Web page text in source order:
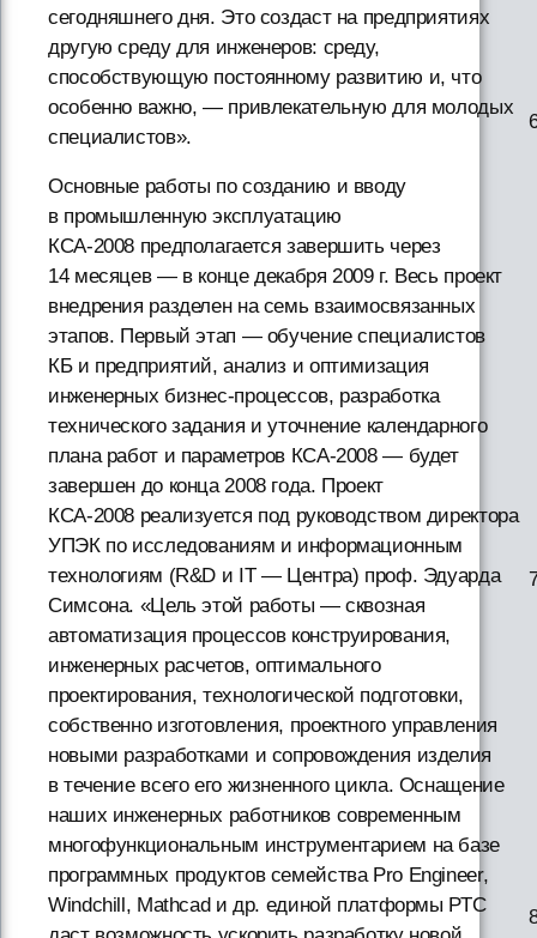
сегодняшнего дня. Это создаст на предприятиях
другую среду для инженеров: среду,
способствующую постоянному развитию и, что
особенно важно, — привлекательную для молодых
специалистов».
Основные работы по созданию и вводу
в промышленную эксплуатацию
КСА-2008 предполагается завершить через
14 месяцев — в конце декабря 2009 г. Весь проект
внедрения разделен на семь взаимосвязанных
этапов. Первый этап — обучение специалистов
КБ и предприятий, анализ и оптимизация
инженерных бизнес-процессов, разработка
технического задания и уточнение календарного
плана работ и параметров КСА-2008 — будет
завершен до конца 2008 года. Проект
КСА-2008 реализуется под руководством директора
УПЭК по исследованиям и информационным
технологиям (R&D и IT — Центра) проф. Эдуарда
Симсона. «Цель этой работы — сквозная
автоматизация процессов конструирования,
инженерных расчетов, оптимального
проектирования, технологической подготовки,
собственно изготовления, проектного управления
новыми разработками и сопровождения изделия
в течение всего его жизненного цикла. Оснащение
наших инженерных работников современным
многофункциональным инструментарием на базе
программных продуктов семейства Pro Engineer,
Windchill, Mathcad и др. единой платформы РТС